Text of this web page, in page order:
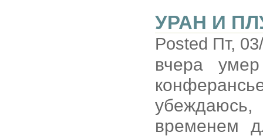
УРАН И
Posted Пт,
вчера
временем